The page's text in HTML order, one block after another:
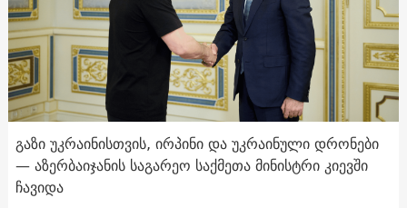
გაზი უკრაინისთვის, ირპინი და უკრაინული დრონები
— აზერბაიჯანის საგარეო საქმეთა მინისტრი კიევში
ჩავიდა